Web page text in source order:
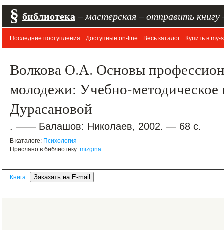
§ библиотека мастерская отправить книгу
Последние поступления Доступные on-line Весь каталог Купить в my-
Волкова О.А. Основы
молодежи: Учебно-
Дурасановой
. —— Балашов: Николаев, 2002. — 68 с.
В каталоге: Психология
Прислано в библиотеку: mizgina
Книга